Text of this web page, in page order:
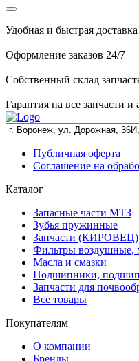
Удобная и быстрая
Оформление заказов 24/7
Собственный склад
Гарантия на все запчасти и
Публичная оферта
Соглашение на
Каталог
Запасные части МТЗ
Зубья пружинные
Запчасти (КИРОВЕЦ)
Фильтры воздушные,
Масла и смазки
Подшипники,
Запчасти для
Все товары
Покупателям
О компании